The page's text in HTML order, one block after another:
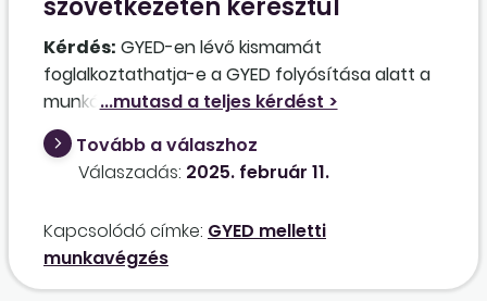
szövetkezeten keresztül
Kérdés: GYED-en lévő kismamát
foglalkoztathatja-e a GYED folyósítása alatt a
munkáltatója kismama-szövetkezeten
keresztül? Amennyiben igen, megmaradhat-e
az eredeti jogviszonya, amin gyermekgondozás
céljából igénybe vett fizetés nélküli
Tovább a válaszhoz
Válaszadás: 2025. február 11.
Kapcsolódó címke: GYED melletti
munkavégzés